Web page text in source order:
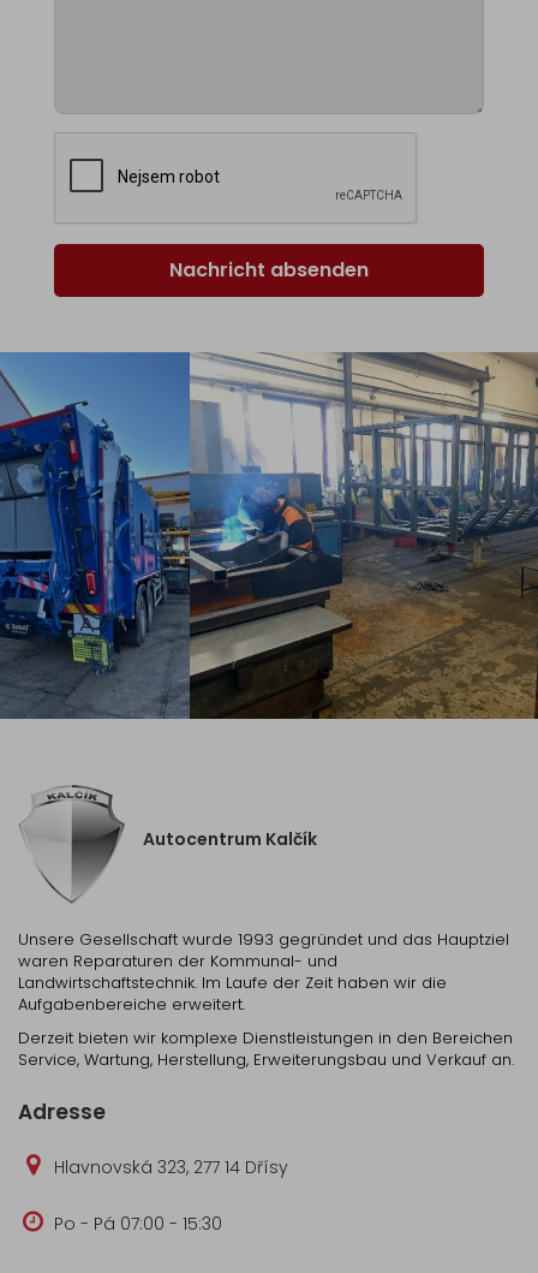
Nachricht absenden
Autocentrum Kalčík
Unsere Gesellschaft wurde 1993 gegründet und das Hauptziel
waren Reparaturen der Kommunal- und
Landwirtschaftstechnik. Im Laufe der Zeit haben wir die
Aufgabenbereiche erweitert.
Derzeit bieten wir komplexe Dienstleistungen in den Bereichen
Service, Wartung, Herstellung, Erweiterungsbau und Verkauf an.
Adresse
Hlavnovská 323, 277 14 Dřísy
Po - Pá 07:00 - 15:30